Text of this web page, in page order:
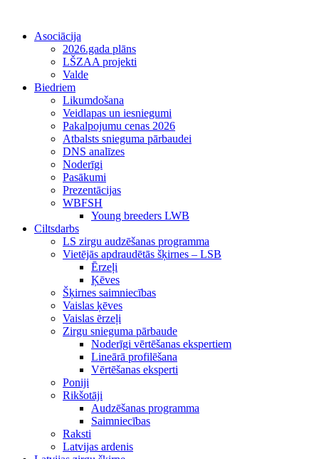
Asociācija
2026.gada plāns
LŠZAA projekti
Valde
Biedriem
Likumdošana
Veidlapas un iesniegumi
Pakalpojumu cenas 2026
Atbalsts snieguma pārbaudei
DNS analīzes
Noderīgi
Pasākumi
Prezentācijas
WBFSH
Young breeders LWB
Ciltsdarbs
LS zirgu audzēšanas programma
Vietējās apdraudētās šķirnes – LSB
Ērzeļi
Ķēves
Šķirnes saimniecības
Vaislas ķēves
Vaislas ērzeļi
Zirgu snieguma pārbaude
Noderīgi vērtēšanas ekspertiem
Lineārā profilēšana
Vērtēšanas eksperti
Poniji
Rikšotāji
Audzēšanas programma
Saimniecības
Raksti
Latvijas ardenis